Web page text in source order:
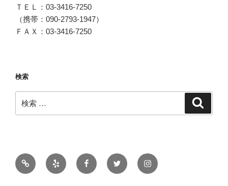
ＴＥＬ：03-3416-7250
（携帯：090-2793-1947）
ＦＡＸ：03-3416-7250
検索
索:
メ
ー